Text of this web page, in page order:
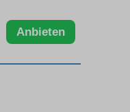
Anbieten